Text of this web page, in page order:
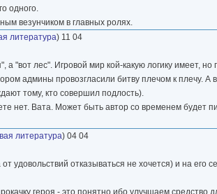
одного.
везунчиком в главных ролях.
литература) 11 04
"вот лес". Игровой мир кой-какую логику имеет,
админы провозгласили битву плечом к плечу.
тому, кто совершил подлость).
нет. Вата. Может быть автор со временем будет
литература) 04 04
удовольствий отказываться не хочется) и на его
героя - это понятно ибо улучшаем